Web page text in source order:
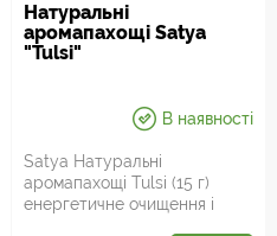
Натуральні
аромапахощі Satya
"Tulsi"
В наявності
Satya Натуральні
аромапахощі Tulsi (15 г)
енергетичне очищення і